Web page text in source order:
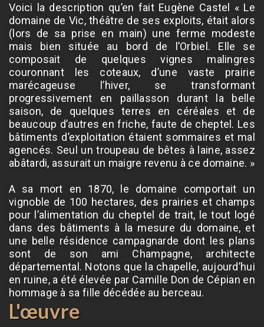
Voici la description qu’en fait Eugène Castel « Le
domaine de Vic, théâtre de ses exploits, était alors
(lors de sa prise en main) une ferme modeste
mais bien située au bord de l’Orbiel. Elle se
composait de quelques vignes malingres
couronnant les coteaux, d’une vaste prairie
marécageuse l’hiver, se transformant
progressivement en paillasson durant la belle
saison, de quelques terres en céréales et de
beaucoup d’autres en friche, faute de cheptel. Les
bâtiments d’exploitation étaient sommaires et mal
agencés. Seul un troupeau de bêtes à laine, assez
abâtardi, assurait un maigre revenu à ce domaine. »
A sa mort en 1870, le domaine comportait un
vignoble de 100 hectares, des prairies et champs
pour l’alimentation du cheptel de trait, le tout logé
dans des bâtiments à la mesure du domaine, et
une belle résidence campagnarde dont les plans
sont de son ami Champagne, architecte
départemental. Notons que la chapelle, aujourd’hui
en ruine, a été élevée par Camille Don de Cépian en
hommage à sa fille décédée au berceau.
L'œuvre